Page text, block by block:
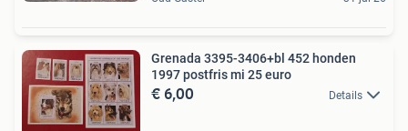
Grenada 3395-3406+bl 452 honden
1997 postfris mi 25 euro
€ 6,00 Details